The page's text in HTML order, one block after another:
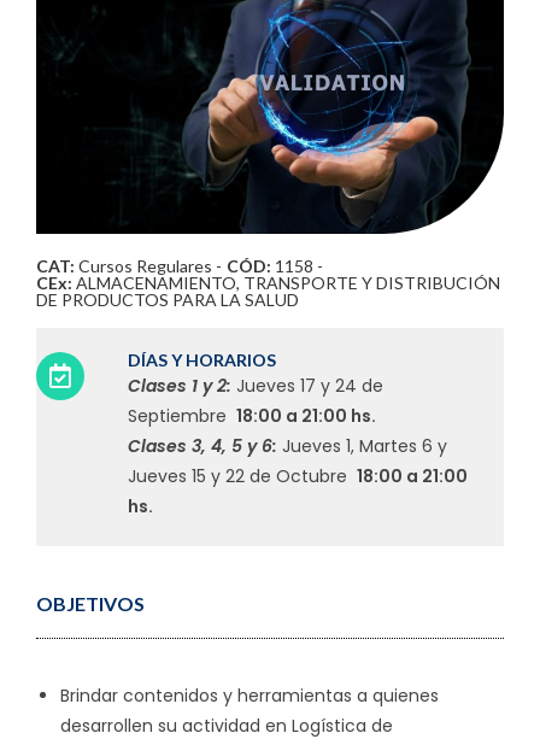
CAT: Cursos Regulares - CÓD: 1158 -
CEx: ALMACENAMIENTO, TRANSPORTE Y DISTRIBUCIÓN
DE PRODUCTOS PARA LA SALUD
DÍAS Y HORARIOS
Clases 1 y 2: Jueves 17 y 24 de
Septiembre 18:00 a 21:00 hs.
Clases 3, 4, 5 y 6: Jueves 1, Martes 6 y
Jueves 15 y 22 de Octubre 18:00 a 21:00
hs.
OBJETIVOS
Brindar contenidos y herramientas a quienes
desarrollen su actividad en Logística de